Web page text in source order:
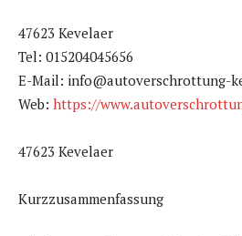
47623 Kevelaer
Tel: 015204045656
E-Mail: info@autoverschrottung-
Web: https://
47623 Kevelaer
Kurzzusammenfassung